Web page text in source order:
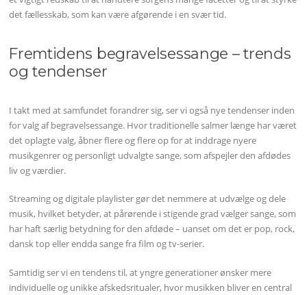
det fællesskab, som kan være afgørende i en svær tid.
Fremtidens begravelsessange – trends
og tendenser
I takt med at samfundet forandrer sig, ser vi også nye tendenser inden
for valg af begravelsessange. Hvor traditionelle salmer længe har været
det oplagte valg, åbner flere og flere op for at inddrage nyere
musikgenrer og personligt udvalgte sange, som afspejler den afdødes
liv og værdier.
Streaming og digitale playlister gør det nemmere at udvælge og dele
musik, hvilket betyder, at pårørende i stigende grad vælger sange, som
har haft særlig betydning for den afdøde – uanset om det er pop, rock,
dansk top eller endda sange fra film og tv-serier.
Samtidig ser vi en tendens til, at yngre generationer ønsker mere
individuelle og unikke afskedsritualer, hvor musikken bliver en central